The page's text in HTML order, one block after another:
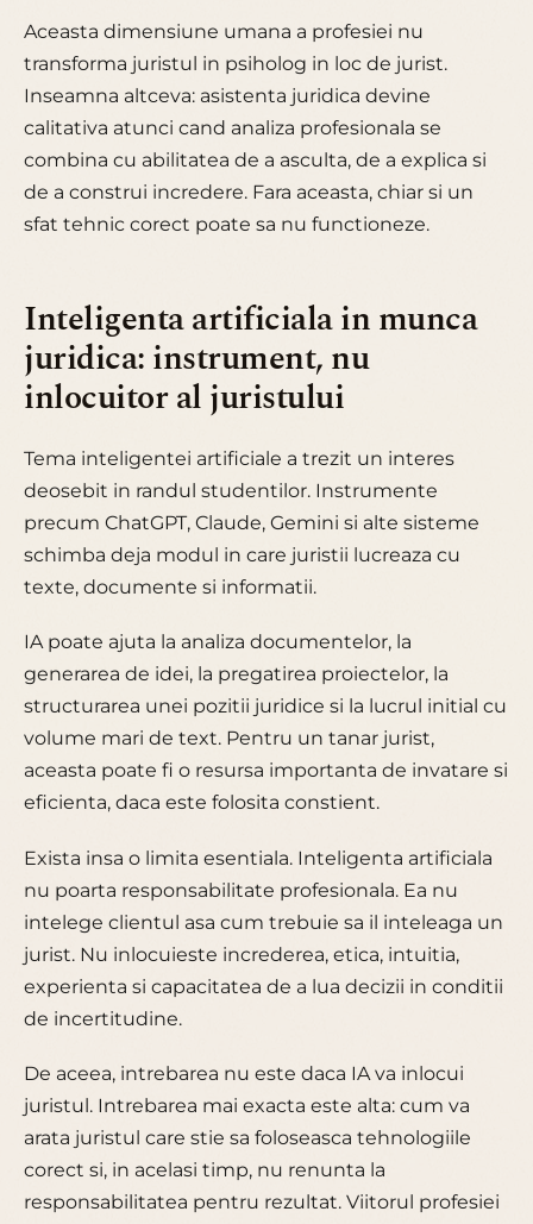
Aceasta dimensiune umana a profesiei nu
transforma juristul in psiholog in loc de jurist.
Inseamna altceva: asistenta juridica devine
calitativa atunci cand analiza profesionala se
combina cu abilitatea de a asculta, de a explica si
de a construi incredere. Fara aceasta, chiar si un
sfat tehnic corect poate sa nu functioneze.
Inteligenta artificiala in munca
juridica: instrument, nu
inlocuitor al juristului
Tema inteligentei artificiale a trezit un interes
deosebit in randul studentilor. Instrumente
precum ChatGPT, Claude, Gemini si alte sisteme
schimba deja modul in care juristii lucreaza cu
texte, documente si informatii.
IA poate ajuta la analiza documentelor, la
generarea de idei, la pregatirea proiectelor, la
structurarea unei pozitii juridice si la lucrul initial cu
volume mari de text. Pentru un tanar jurist,
aceasta poate fi o resursa importanta de invatare si
eficienta, daca este folosita constient.
Exista insa o limita esentiala. Inteligenta artificiala
nu poarta responsabilitate profesionala. Ea nu
intelege clientul asa cum trebuie sa il inteleaga un
jurist. Nu inlocuieste increderea, etica, intuitia,
experienta si capacitatea de a lua decizii in conditii
de incertitudine.
De aceea, intrebarea nu este daca IA va inlocui
juristul. Intrebarea mai exacta este alta: cum va
arata juristul care stie sa foloseasca tehnologiile
corect si, in acelasi timp, nu renunta la
responsabilitatea pentru rezultat. Viitorul profesiei